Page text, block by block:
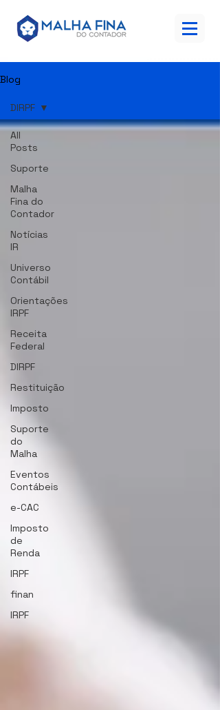
Blog
All
Posts
Suporte
Malha
Fina do
Contador
Notícias
IR
Universo
Contábil
Orientações
IRPF
Receita
Federal
DIRPF
Restituição
Imposto
Suporte
do
Malha
Eventos
Contábeis
e-CAC
Imposto
de
Renda
IRPF
finan
IRPF
DIRPF